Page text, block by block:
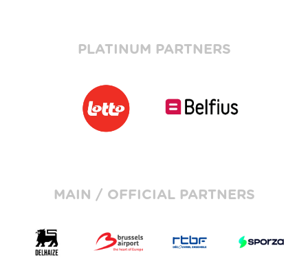
PLATINUM PARTNERS
MAIN / OFFICIAL PARTNERS